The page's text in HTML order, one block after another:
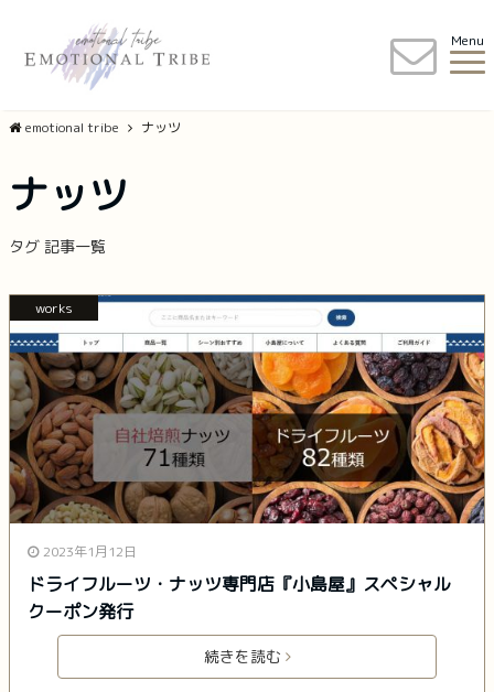
Menu
emotional tribe ナッツ
ナッツ
タグ 記事一覧
works
2023年1月12日
ドライフルーツ・ナッツ専門店『小島屋』スペシャル
クーポン発行
続きを読む